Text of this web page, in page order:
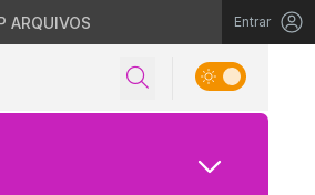
ARQUIVOS Entrar